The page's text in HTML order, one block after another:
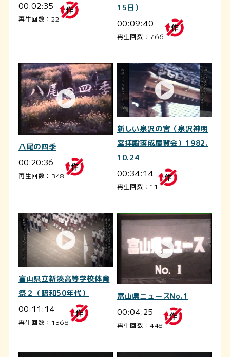
00:02:35
再生回数：22
15日）
00:09:40
再生回数：766
八尾の四季
00:20:36
再生回数：348
新しい泉沢の宮（泉沢神明
宮拝殿落成慶賀会）1982.
10.24
00:34:14
再生回数：11
富山県立新湊高等学校体育
祭２（昭和50年代）
00:11:14
再生回数：1368
富山県ニュースNo.1
00:04:25
再生回数：448